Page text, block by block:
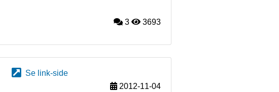
3 3693
Se link-side
2012-11-04